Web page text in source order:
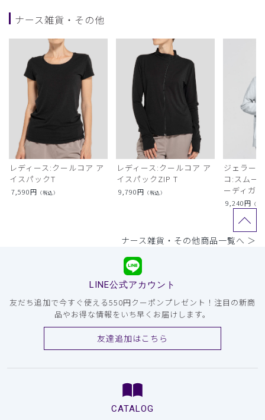
ナース雑貨・その他
レディース:クールコア ア
イスパックT
7,590円 （税込）
レディース:クールコア ア
イスパックZIP T
9,790円 （税込）
ジェラー
コ:スムー
ーディガン
9,240円 （税
ナース雑貨・その他商品一覧へ ＞
LINE公式アカウント
友だち追加で今すぐ使える550円クーポンプレゼント！注目の新商
品やお得な情報をいち早くお届けします。
友達追加はこちら
CATALOG